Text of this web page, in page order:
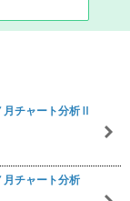
月チャート分析Ⅱ
チャート分析